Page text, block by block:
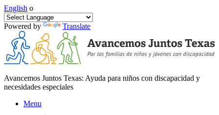
English o
Powered by Translate
Avancemos Juntos Texas: Ayuda para niños con discapacidad y
necesidades especiales
Menu